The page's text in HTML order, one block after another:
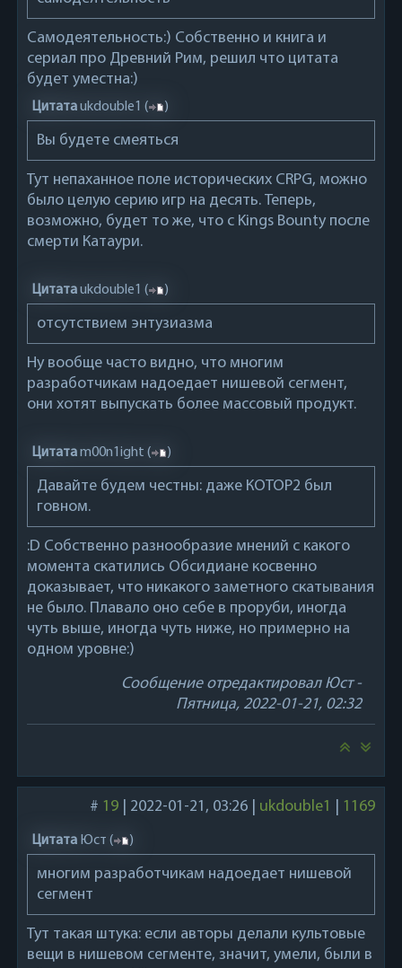
Самодеятельность:) Собственно и книга и
сериал про Древний Рим, решил что цитата
будет уместна:)
Цитатаukdouble1 ( )
Вы будете смеяться
Тут непаханное поле исторических CRPG, можно
было целую серию игр на десять. Теперь,
возможно, будет то же, что с Kings Bounty после
смерти Катаури.
Цитатаukdouble1 ( )
отсутствием энтузиазма
Ну вообще часто видно, что многим
разработчикам надоедает нишевой сегмент,
они хотят выпускать более массовый продукт.
Цитатаm00n1ight ( )
Давайте будем честны: даже КОТОР2 был
говном.
:D Собственно разнообразие мнений с какого
момента скатились Обсидиане косвенно
доказывает, что никакого заметного скатывания
не было. Плавало оно себе в проруби, иногда
чуть выше, иногда чуть ниже, но примерно на
одном уровне:)
Сообщение отредактировал Юст-
Пятница, 2022-01-21, 02:32
# 19| 2022-01-21, 03:26 ukdouble1 1169
Цитата Юст ( )
многим разработчикам надоедает нишевой
сегмент
Тут такая штука: если авторы делали культовые
вещи в нишевом сегменте, значит, умели, были в